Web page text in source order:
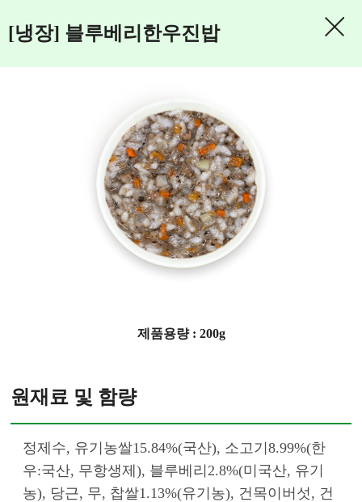
[냉장] 블루베리한우진밥
제품용량 : 200g
원재료 및 함량
정제수, 유기농쌀15.84%(국산), 소고기8.99%(한
우:국산, 무항생제), 블루베리2.8%(미국산, 유기
농), 당근, 무, 찹쌀1.13%(유기농), 건목이버섯, 건